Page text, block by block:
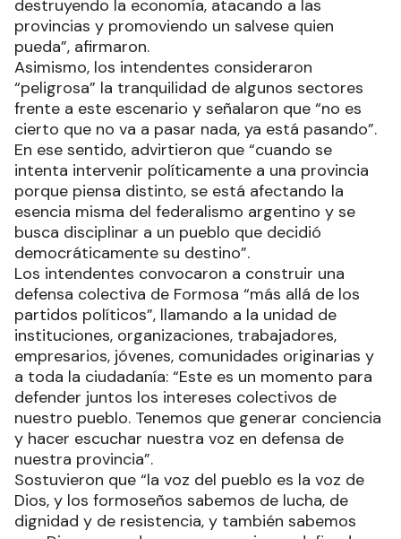
destruyendo la economía, atacando a las
provincias y promoviendo un salvese quien
pueda”, afirmaron.
Asimismo, los intendentes consideraron
“peligrosa” la tranquilidad de algunos sectores
frente a este escenario y señalaron que “no es
cierto que no va a pasar nada, ya está pasando”.
En ese sentido, advirtieron que “cuando se
intenta intervenir políticamente a una provincia
porque piensa distinto, se está afectando la
esencia misma del federalismo argentino y se
busca disciplinar a un pueblo que decidió
democráticamente su destino”.
Los intendentes convocaron a construir una
defensa colectiva de Formosa “más allá de los
partidos políticos”, llamando a la unidad de
instituciones, organizaciones, trabajadores,
empresarios, jóvenes, comunidades originarias y
a toda la ciudadanía: “Este es un momento para
defender juntos los intereses colectivos de
nuestro pueblo. Tenemos que generar conciencia
y hacer escuchar nuestra voz en defensa de
nuestra provincia”.
Sostuvieron que “la voz del pueblo es la voz de
Dios, y los formoseños sabemos de lucha, de
dignidad y de resistencia, y también sabemos